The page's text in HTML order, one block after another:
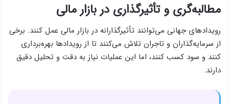
مطالبه‌گری و تأثیرگذاری در بازار مالی
رویدادهای جهانی می‌توانند تأثیرگذارانه در بازار مالی عمل کنند. برخی
از سرمایه‌گذاران و تاجران تلاش می‌کنند تا از رویدادها بهره‌برداری
کنند و سود کسب کنند، اما این عملیات نیاز به دقت و تحلیل دقیق
دارند.